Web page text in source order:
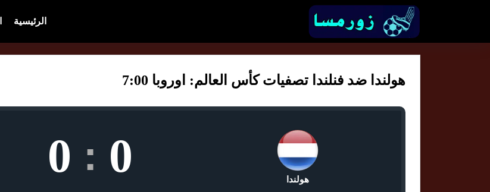
الرئيسية
هولندا ضد فنلندا تصفيات كأس العالم: اوروبا 7:00
هولندا 0
:
0